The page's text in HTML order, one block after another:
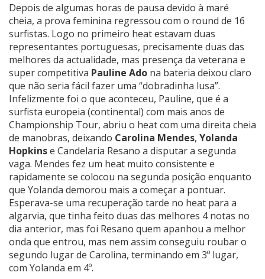
Depois de algumas horas de pausa devido à maré
cheia, a prova feminina regressou com o round de 16
surfistas. Logo no primeiro heat estavam duas
representantes portuguesas, precisamente duas das
melhores da actualidade, mas presença da veterana e
super competitiva Pauline Ado na bateria deixou claro
que não seria fácil fazer uma “dobradinha lusa”.
Infelizmente foi o que aconteceu, Pauline, que é a
surfista europeia (continental) com mais anos de
Championship Tour, abriu o heat com uma direita cheia
de manobras, deixando Carolina Mendes, Yolanda
Hopkinse Candelaria Resano a disputar a segunda
vaga. Mendes fez um heat muito consistente e
rapidamente se colocou na segunda posição enquanto
que Yolanda demorou mais a começar a pontuar.
Esperava-se uma recuperação tarde no heat para a
algarvia, que tinha feito duas das melhores 4 notas no
dia anterior, mas foi Resano quem apanhou a melhor
onda que entrou, mas nem assim conseguiu roubar o
segundo lugar de Carolina, terminando em 3º lugar,
com Yolanda em 4º.